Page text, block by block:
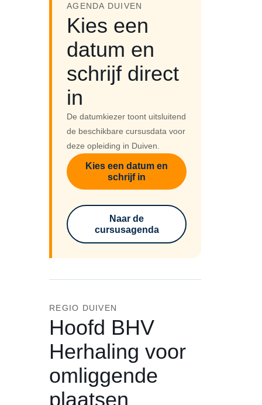
AGENDA DUIVEN
Kies een
datum en
schrijf direct
in
De datumkiezer toont uitsluitend
de beschikbare cursusdata voor
deze opleiding in Duiven.
Kies een datum en
schrijf in
Naar de
cursusagenda
REGIO DUIVEN
Hoofd BHV
Herhaling voor
omliggende
plaatsen